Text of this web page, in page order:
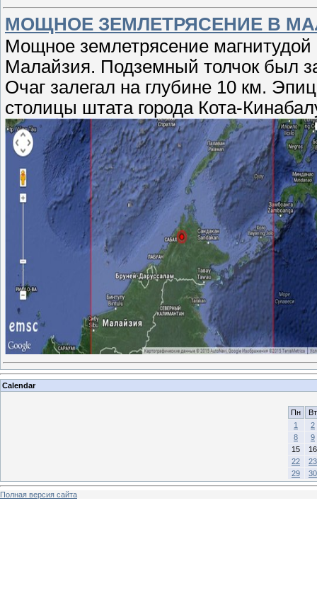
МОЩНОЕ ЗЕМЛЕТРЯСЕНИЕ В
Мощное землетрясение
Малайзия. Подземный толчок был
Очаг залегал на глубине 10 км.
столицы штата города Кота-
Calendar
Пн
Вт
1
2
8
9
15
16
22
23
29
30
Полная версия сайта